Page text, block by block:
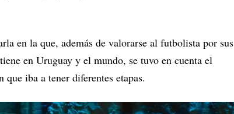
en la que, además de valorarse al futbolista por sus
en Uruguay y el mundo, se tuvo en cuenta el
iba a tener diferentes etapas.